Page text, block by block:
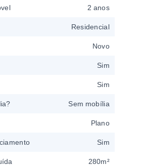
2 anos
Residencial
Novo
Sim
Sim
Sem mobília
Plano
Sim
280m²